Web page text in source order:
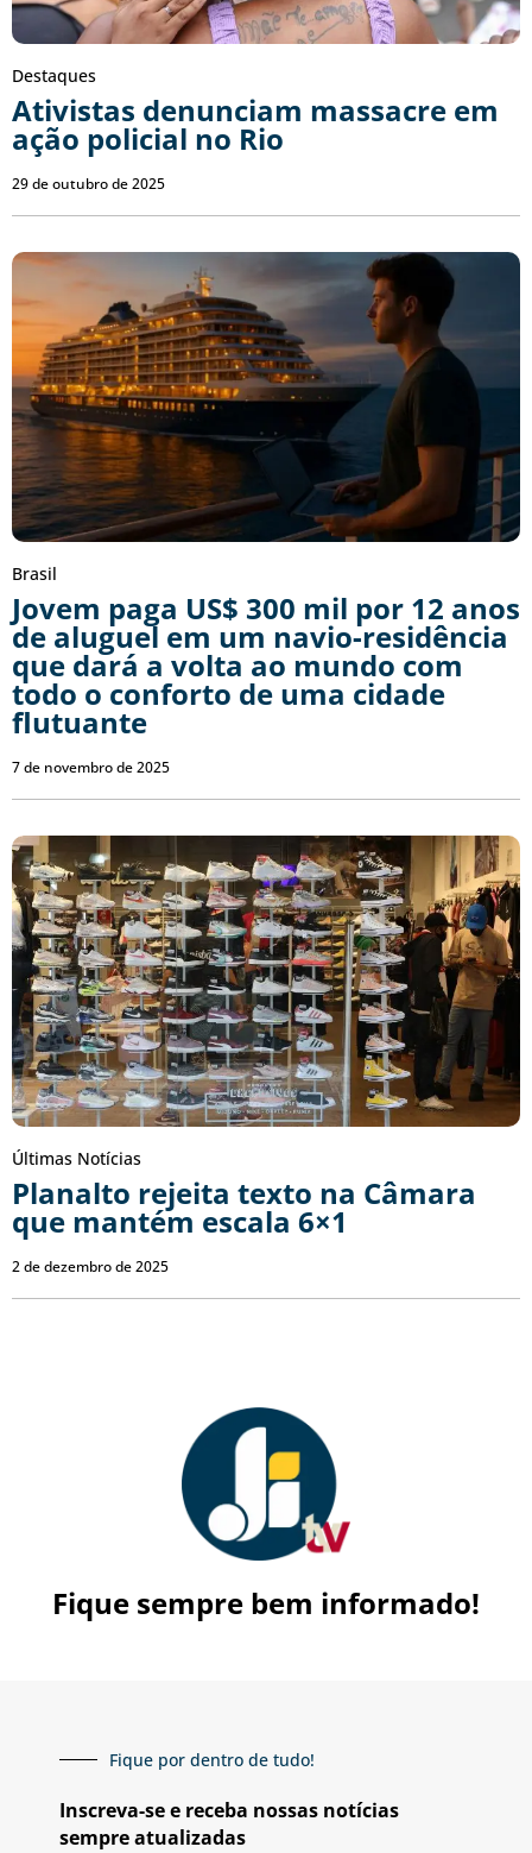
Destaques
Ativistas denunciam massacre em
ação policial no Rio
29 de outubro de 2025
Brasil
Jovem paga US$ 300 mil por 12 anos
de aluguel em um navio-residência
que dará a volta ao mundo com
todo o conforto de uma cidade
flutuante
7 de novembro de 2025
Últimas Notícias
Planalto rejeita texto na Câmara
que mantém escala 6×1
2 de dezembro de 2025
Fique sempre bem informado!
Fique por dentro de tudo!
Inscreva-se e receba nossas notícias
sempre atualizadas